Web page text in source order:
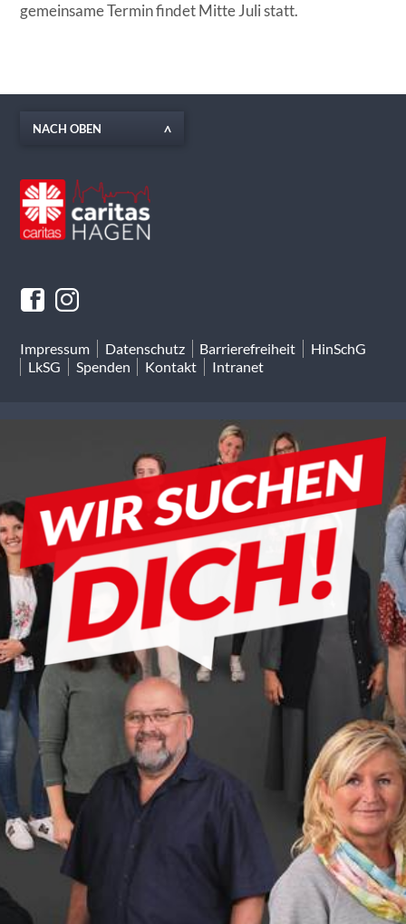
gemeinsame Termin findet Mitte Juli statt.
NACH OBEN
Impressum Datenschutz Barrierefreiheit
HinSchG
LkSG
Spenden Kontakt Intranet